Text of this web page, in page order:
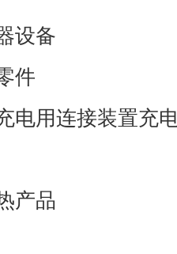
设备
件
电用连接装置充
产品